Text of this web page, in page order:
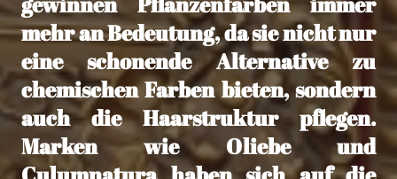
mehr an Bedeutung, da sie nicht nur
eine schonende Alternative zu
chemischen Farben bieten, sondern
auch die Haarstruktur pflegen.
Marken wie Oliebe und